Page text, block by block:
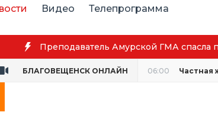
Видео Телепрограмма
пассажирку в самолёте
БЛАГОВЕЩЕНСК ОНЛАЙН 06:00 Частная